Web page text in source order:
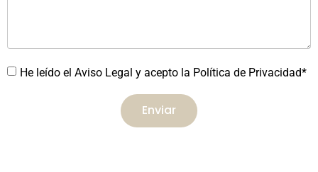
He leído el Aviso Legal y acepto la Política de Privacidad*
Enviar